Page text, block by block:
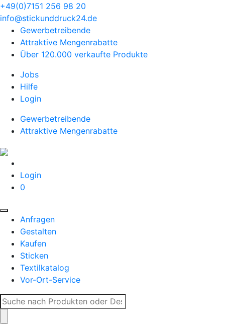
+49(0)7151 256 98 20‬
info@stickunddruck24.de
Gewerbetreibende
Attraktive Mengenrabatte
Über 120.000 verkaufte Produkte
Jobs
Hilfe
Login
Gewerbetreibende
Attraktive Mengenrabatte
Login
0
Anfragen
Gestalten
Kaufen
Sticken
Textilkatalog
Vor-Ort-Service
Suche
nach: